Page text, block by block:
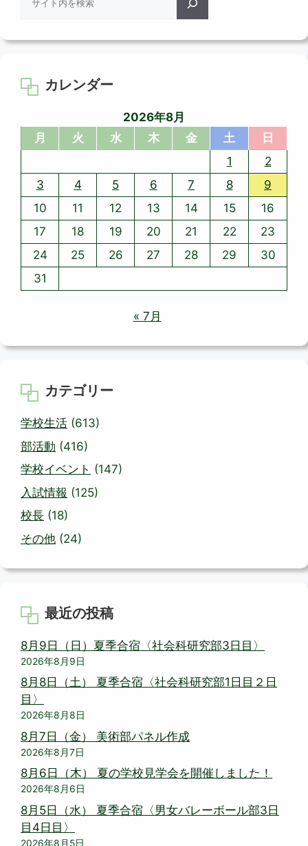
カレンダー
2026年8月
月
火 水 木 金 土
日
1
2
3
4 5 6 7 8
9
10
11 12 13 14 15
16
17
18 19 20 21 22
23
24
25 26 27 28 29
30
31
« 7月
カテゴリー
学校生活 (613)
部活動 (416)
学校イベント (147)
入試情報 (125)
校長 (18)
その他 (24)
最近の投稿
8月9日（日）夏季合宿〈社会科研究部3日目〉
2026年8月9日
8月8日（土） 夏季合宿〈社会科研究部1日目２日
目〉
2026年8月8日
8月7日（金） 美術部パネル作成
2026年8月7日
8月6日（木） 夏の学校見学会を開催しました！
2026年8月6日
8月5日（水） 夏季合宿〈男女バレーボール部3日
目4日目〉
2026年8月5日